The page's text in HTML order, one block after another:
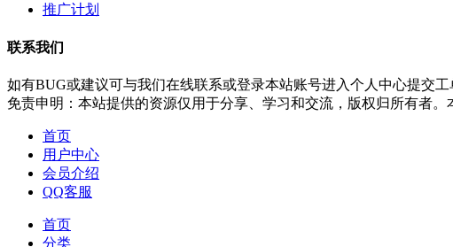
推广计划
联系我们
如有BUG或建议可与我们在线联系或登录本站账号进入个人中心提交工
免责申明：本站提供的资源仅用于分享、学习和交流，版权归所有者
首页
用户中心
会员介绍
QQ客服
首页
分类